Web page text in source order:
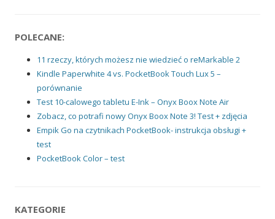
POLECANE:
11 rzeczy, których możesz nie wiedzieć o reMarkable 2
Kindle Paperwhite 4 vs. PocketBook Touch Lux 5 –
porównanie
Test 10-calowego tabletu E-Ink – Onyx Boox Note Air
Zobacz, co potrafi nowy Onyx Boox Note 3! Test + zdjęcia
Empik Go na czytnikach PocketBook- instrukcja obsługi +
test
PocketBook Color – test
KATEGORIE